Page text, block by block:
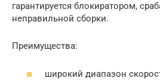
гарантируется блокиратором,
неправильной сборки.
Преимущества:
широкий диапазон